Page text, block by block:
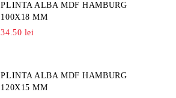
PLINTA ALBA MDF HAMBURG
100X18 MM
34.50 lei
PLINTA ALBA MDF HAMBURG
120X15 MM